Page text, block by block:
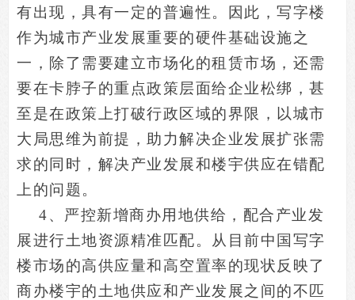
有出现，具有一定的普遍性。因此，写字楼
作为城市产业发展重要的硬件基础设施之
一，除了需要建立市场化的租赁市场，还需
要在卡脖子的重点政策层面给企业松绑，甚
至是在政策上打破行政区域的界限，以城市
大局思维为前提，助力解决企业发展扩张需
求的同时，解决产业发展和楼宇供应在错配
上的问题。
4、严控新增商办用地供给，配合产业发
展进行土地资源精准匹配。从目前中国写字
楼市场的高供应量和高空置率的现状反映了
商办楼宇的土地供应和产业发展之间的不匹